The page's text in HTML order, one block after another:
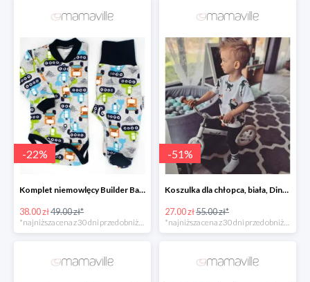
-22%
Komplet niemowlęcy Builder Baby Sparrow -22%
38.00 zł49.00 zł*
-51%
Koszulka dla chłopca, biała, Dino roller skater Fluffy -50%
27.00 zł55.00 zł*